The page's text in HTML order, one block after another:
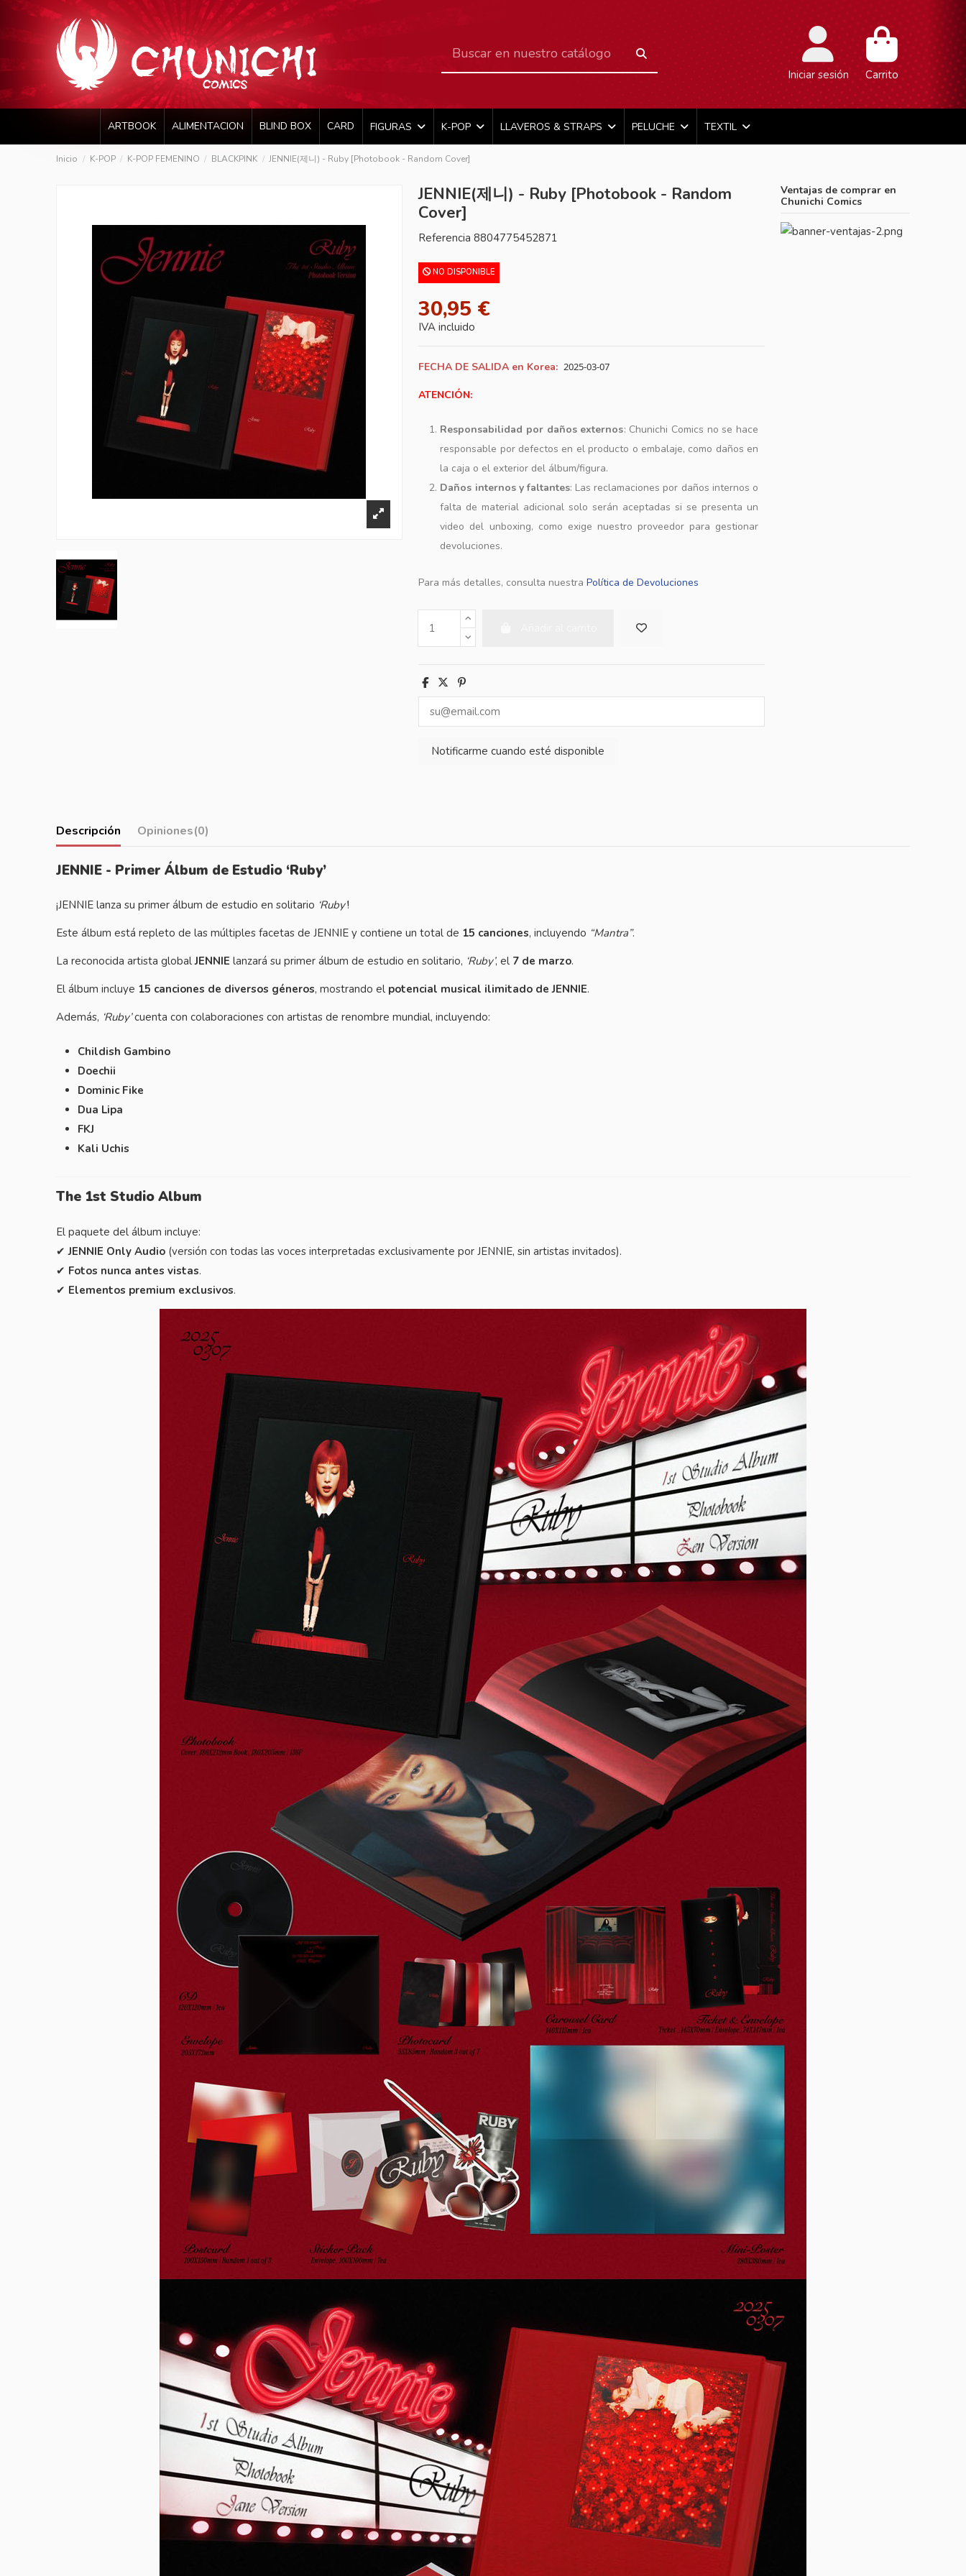
Iniciar sesión Carrito
ARTBOOK ALIMENTACION BLIND BOX CARD FIGURAS K-POP LLAVEROS & STRAPS PELUCHE TEXTIL
Inicio K-POP K-POP FEMENINO BLACKPINK JENNIE(제니) - Ruby [Photobook - Random Cover]
JENNIE(제니) - Ruby [Photobook - Random
Cover]
Referencia 8804775452871
NO DISPONIBLE
30,95 €
IVA incluido
FECHA DE SALIDA en Korea: 2025-03-07
ATENCIÓN:
Responsabilidad por daños externos: Chunichi Comics no se hace
responsable por defectos en el producto o embalaje, como daños en
la caja o el exterior del álbum/figura.
Daños internos y faltantes: Las reclamaciones por daños internos o
falta de material adicional solo serán aceptadas si se presenta un
video del unboxing, como exige nuestro proveedor para gestionar
devoluciones.
Para más detalles, consulta nuestra Política de Devoluciones
Ventajas de comprar en
Chunichi Comics
Descripción Opiniones(0)
JENNIE - Primer Álbum de Estudio ‘Ruby’
¡JENNIE lanza su primer álbum de estudio en solitario ‘Ruby’!
Este álbum está repleto de las múltiples facetas de JENNIE y contiene un total de 15 canciones, incluyendo “Mantra”.
La reconocida artista globalJENNIE lanzará su primer álbum de estudio en solitario, ‘Ruby’, el 7 de marzo.
El álbum incluye 15 canciones de diversos géneros, mostrando el potencial musical ilimitado de JENNIE.
Además, ‘Ruby’cuenta con colaboraciones con artistas de renombre mundial, incluyendo:
Childish Gambino
Doechii
Dominic Fike
Dua Lipa
FKJ
Kali Uchis
The 1st Studio Album
El paquete del álbum incluye:
✔JENNIE Only Audio (versión con todas las voces interpretadas exclusivamente por JENNIE, sin artistas invitados).
✔ Fotos nunca antes vistas.
✔ Elementos premium exclusivos.